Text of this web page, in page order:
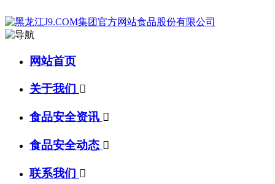
网站首页
关于我们 
食品安全资讯 
食品安全动态 
联系我们 